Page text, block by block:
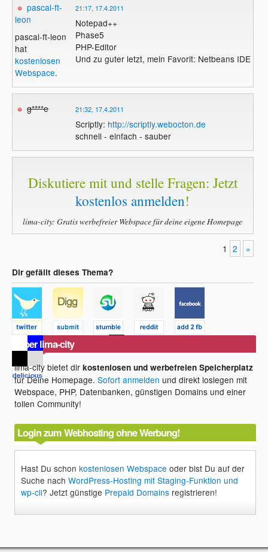
pascal-ft-
leon
pascal-ft-leon
hat
kostenlosen
Webspace.
21:17, 17.4.2011
Notepad++
Phase5
PHP-Editor
Und zu guter letzt, mein Favorit: Netbeans IDE
g****e 21:32, 17.4.2011
Scriptly: http://scriptly.webocton.de
schnell - einfach - sauber
Diskutiere mit und stelle Fragen: Jetzt
kostenlos anmelden!
lima-city: Gratis werbefreier Webspace für deine eigene Homepage
1 2 »
Dir gefällt dieses Thema?
Über lima-city
lima-city bietet dirkostenlosen und werbefreien Speicherplatz
für Deine Homepage.Sofort anmelden und direkt loslegen mit
Webspace, PHP, Datenbanken, günstigen Domains und einer
tollen Community!
Login zum Webhosting ohne Werbung!
Hast Du schonkostenlosen Webspace oder bist Du auf der
Suche nachWordPress-Hosting mit Staging-Funktion und
wp-cli? Jetzt günstige Prepaid Domains registrieren!